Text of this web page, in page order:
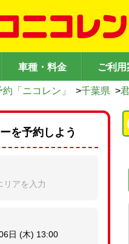
車種・料金 ご利用
「ニコレン」 >千葉県 >
を予約しよう
リアを入力
日 (木) 13:00